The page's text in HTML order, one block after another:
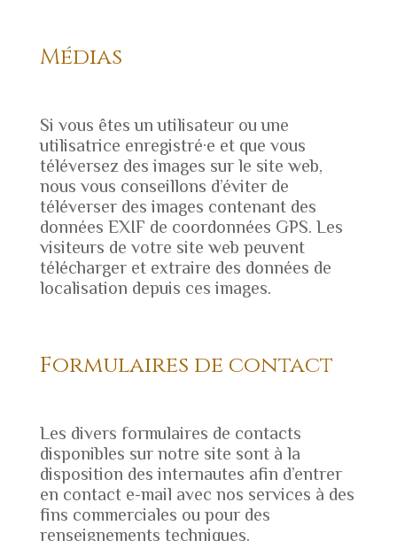
Médias
Si vous êtes un utilisateur ou une
utilisatrice enregistré·e et que vous
téléversez des images sur le site web,
nous vous conseillons d’éviter de
téléverser des images contenant des
données EXIF de coordonnées GPS. Les
visiteurs de votre site web peuvent
télécharger et extraire des données de
localisation depuis ces images.
Formulaires de contact
Les divers formulaires de contacts
disponibles sur notre site sont à la
disposition des internautes afin d’entrer
en contact e-mail avec nos services à des
fins commerciales ou pour des
renseignements techniques.